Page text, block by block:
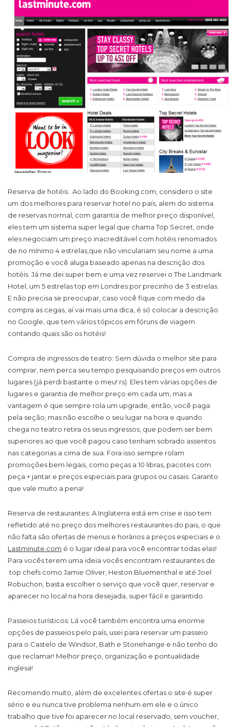
Reserva de hotéis: Ao lado do Booking.com, considero o site
um dos melhores para reservar hotel no país, alem do sistema
de reservas normal, com garantia de melhor preço disponível,
eles tem um sistema super legal que chama Top Secret, onde
eles negociam um preço inacreditável com hotéis renomados
de no mínimo 4 estrelas,que não vinculariam seu nome a uma
promoção e você aluga baseado apenas na descrição dos
hotéis. Já me dei super bem e uma vez reservei o The Landmark
Hotel, um 5 estrelas top em Londres por precinho de 3 estrelas.
E não precisa se preocupar, caso você fique com medo da
compra as cegas, aí vai mais uma dica, é só colocar a descrição
no Google, que tem vários tópicos em fóruns de viagem
contando quais são os hotéis!
Compra de ingressos de teatro: Sem dúvida o melhor site para
comprar, nem perca seu tempo pesquisando preços em outros
lugares (já perdi bastante o meu! rs). Eles tem várias opções de
lugares e garantia de melhor preço em cada um, mas a
vantagem é que sempre rola um upgrade, então, você paga
pela seção, mas não escolhe o seu lugar na hora e quando
chega no teatro retira os seus ingressos, que podem ser bem
superiores ao que você pagou caso tenham sobrado assentos
nas categorias a cima de sua. Fora isso sempre rolam
promoções bem legais, como peças a 10 libras, pacotes com
peça + jantar e preços especiais para grupos ou casais. Garanto
que vale muito a pena!
Reserva de restaurantes: A Inglaterra está em crise e isso tem
refletido até no preço dos melhores restaurantes do pais, o que
não falta são ofertas de menus e horários a preços especiais e o
Lastminute.com é o lugar ideal para você encontrar todas elas!
Para vocês terem uma ideia vocês encontram restaurantes de
top chefs como Jamie Oliver, Heston Bluementhal e até Joel
Robuchon, basta escolher o serviço que você quer, reservar e
aparecer no local na hora desejada, super fácil e garantido.
Passeios turísticos: Lá você também encontra uma enorme
opções de passeios pelo país, usei para reservar um passeio
para o Castelo de Windsor, Bath e Stonehange e não tenho do
que reclamar! Melhor preço, organização e pontualidade
inglesa!
Recomendo muito, além de excelentes ofertas o site é super
sério e eu nunca tive problema nenhum em ele e o único
trabalho que tive foi aparecer no local reservado, sem voucher,